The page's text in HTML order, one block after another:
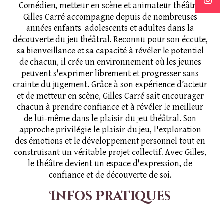
Comédien, metteur en scène et animateur théâtre,
Gilles Carré accompagne depuis de nombreuses
années enfants, adolescents et adultes dans la
découverte du jeu théâtral. Reconnu pour son écoute,
sa bienveillance et sa capacité à révéler le potentiel
de chacun, il crée un environnement où les jeunes
peuvent s'exprimer librement et progresser sans
crainte du jugement. Grâce à son expérience d’acteur
et de metteur en scène, Gilles Carré sait encourager
chacun à prendre confiance et à révéler le meilleur
de lui-même dans le plaisir du jeu théâtral. Son
approche privilégie le plaisir du jeu, l'exploration
des émotions et le développement personnel tout en
construisant un véritable projet collectif. Avec Gilles,
le théâtre devient un espace d'expression, de
confiance et de découverte de soi.
Infos Pratiques